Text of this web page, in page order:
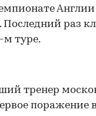
Англии
Последний раз
м туре.
тренер
поражение в